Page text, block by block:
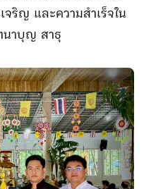
ริญ และความสำเร็จใน
นาบุญ สาธุ